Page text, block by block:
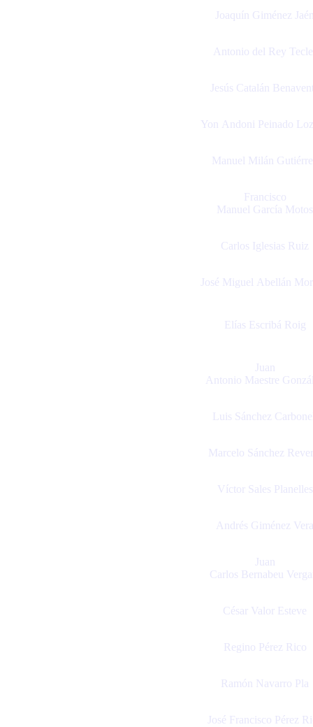
Joaquín Giménez
Antonio del Rey
Jesús Catalán
Yon Andoni Peinado
Manuel Milán
Francisco
Manuel García Motos
Carlos Iglesias Ruiz
José Miguel Abellán
Elías Escribá Roig
Juan
Antonio Maestre
Luis Sánchez
Marcelo Sánchez
Víctor Sales Planelles
Andrés Giménez Vera
Juan
Carlos Bernabeu
César Valor Esteve
Regino Pérez Rico
Ramón Navarro Pla
José Francisco Pérez